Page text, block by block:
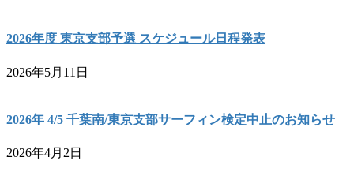
2026年度 東京支部予選 スケジュール日程発表
2026年5月11日
2026年 4/5 千葉南/東京支部サーフィン検定中止のお知らせ
2026年4月2日